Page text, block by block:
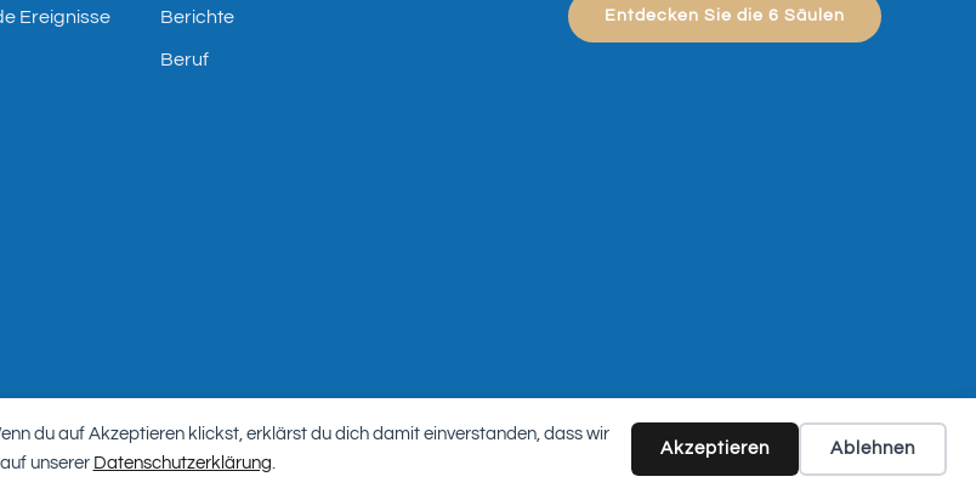
du auf Akzeptieren klickst, erklärst du dich damit einverstanden, dass wir
unserer Datenschutzerklärung.
Akzeptieren Ablehnen
Ereignisse Berichte
Beruf
Entdecken Sie die 6 Säulen
von Swiss Web Studio Bedingungen und Konditionen Datenschutz-Bestimmungen